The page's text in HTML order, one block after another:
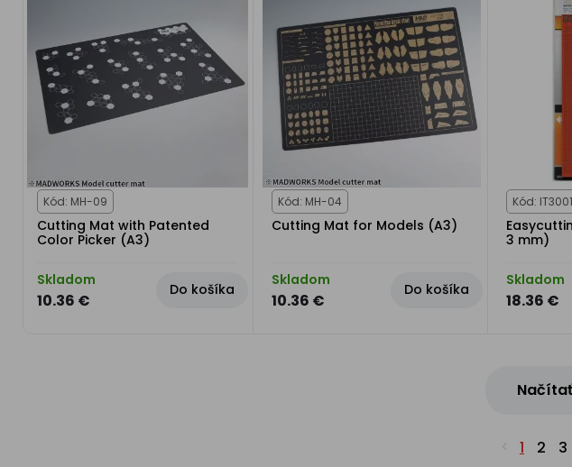
Kód: MH-09
Cutting Mat with Patented
Color Picker (A3)
Skladom
10.36 €
Do košíka
Kód: MH-04
Cutting Mat for Models (A3)
Skladom
10.36 €
Do košíka
Kód:
3 mm)
Skladom
18.36 €
1 2 3